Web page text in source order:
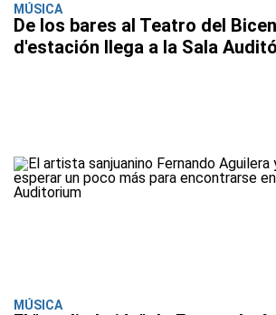
MÚSICA
De los bares al Teatro del
d'estación llega a la Sala
MÚSICA